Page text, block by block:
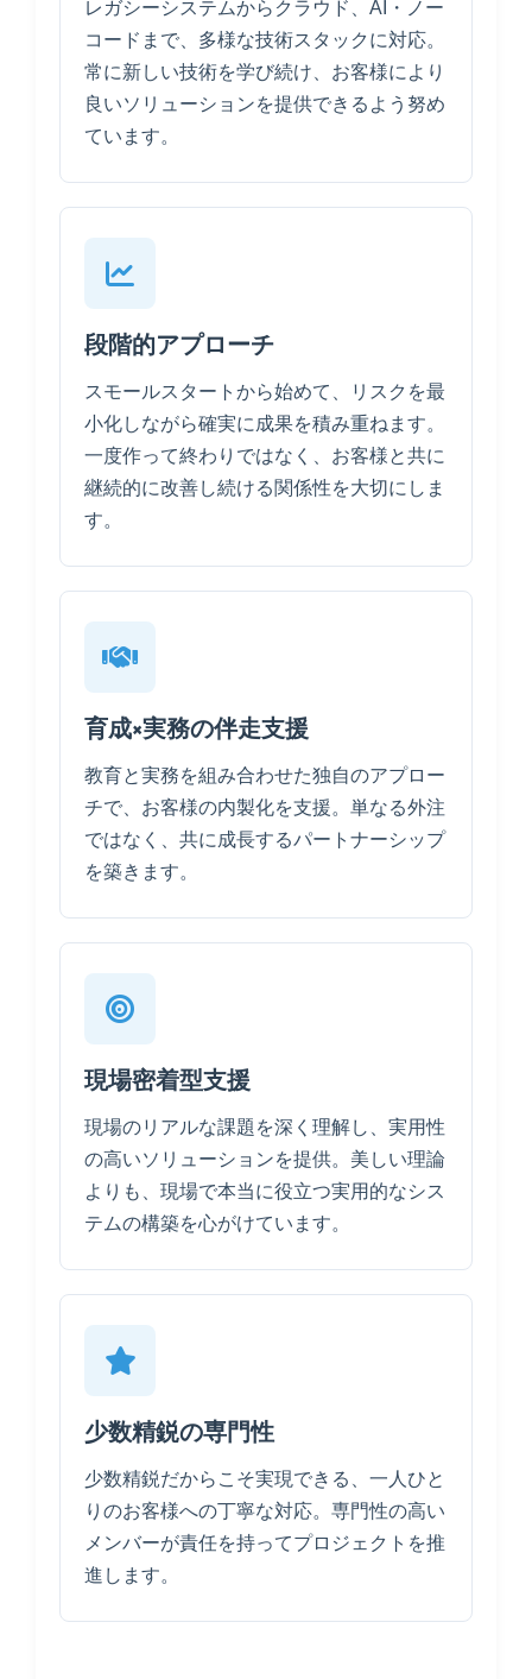
レガシーシステムからクラウド、AI・ノー
コードまで、多様な技術スタックに対応。
常に新しい技術を学び続け、お客様により
良いソリューションを提供できるよう努め
ています。
段階的アプローチ
スモールスタートから始めて、リスクを最
小化しながら確実に成果を積み重ねます。
一度作って終わりではなく、お客様と共に
継続的に改善し続ける関係性を大切にしま
す。
育成×実務の伴走支援
教育と実務を組み合わせた独自のアプロー
チで、お客様の内製化を支援。単なる外注
ではなく、共に成長するパートナーシップ
を築きます。
現場密着型支援
現場のリアルな課題を深く理解し、実用性
の高いソリューションを提供。美しい理論
よりも、現場で本当に役立つ実用的なシス
テムの構築を心がけています。
少数精鋭の専門性
少数精鋭だからこそ実現できる、一人ひと
りのお客様への丁寧な対応。専門性の高い
メンバーが責任を持ってプロジェクトを推
進します。